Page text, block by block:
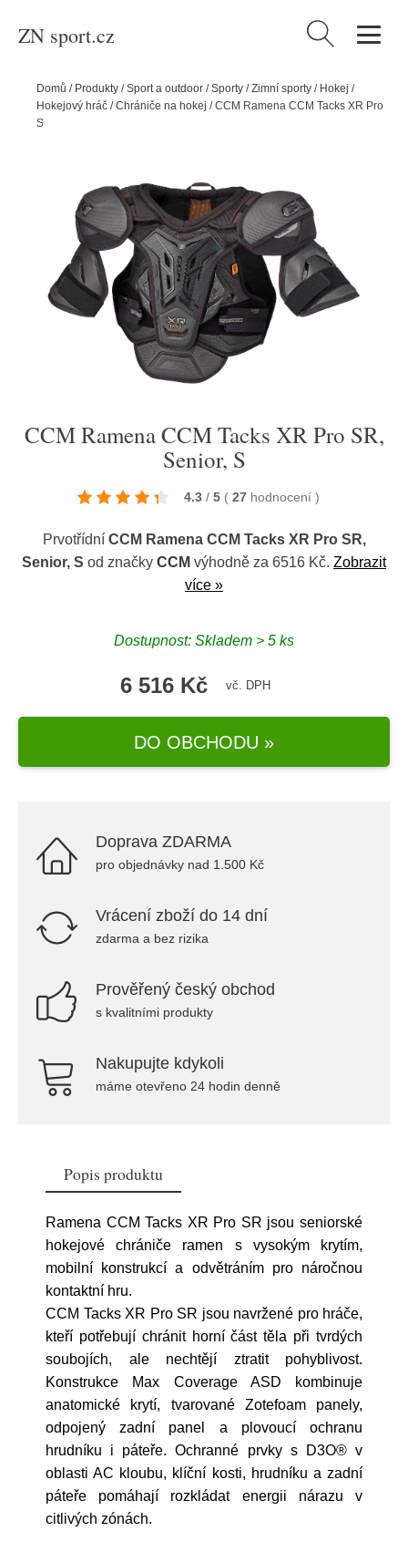
ZN sport.cz Vyhledávání
Domů / Produkty /Sport a outdoor /Sporty /Zimní sporty / Hokej /
Hokejový hráč /Chrániče na hokej /CCM Ramena CCM Tacks XR Pro
SR, Senior, S
CCM Ramena CCM Tacks XR Pro SR,
Senior, S
4.3 / 5 ( 27 hodnocení )
Prvotřídní CCM Ramena CCM Tacks XR Pro SR,
Senior, S od značky CCM výhodně za 6516 Kč. Zobrazit
více »
Dostupnost: Skladem > 5 ks
6 516 Kč vč. DPH
DO OBCHODU »
Doprava ZDARMA
pro objednávky nad 1.500 Kč
Vrácení zboží do 14 dní
zdarma a bez rizika
Prověřený český obchod
s kvalitními produkty
Nakupujte kdykoli
máme otevřeno 24 hodin denně
Popis produktu
Ramena CCM Tacks XR Pro SR jsou seniorské
hokejové chrániče ramen s vysokým krytím,
mobilní konstrukcí a odvětráním pro náročnou
kontaktní hru.
CCM Tacks XR Pro SR jsou navržené pro hráče,
kteří potřebují chránit horní část těla při tvrdých
soubojích, ale nechtějí ztratit pohyblivost.
Konstrukce Max Coverage ASD kombinuje
anatomické krytí, tvarované Zotefoam panely,
odpojený zadní panel a plovoucí ochranu
hrudníku i páteře. Ochranné prvky s D3O® v
oblasti AC kloubu, klíční kosti, hrudníku a zadní
páteře pomáhají rozkládat energii nárazu v
citlivých zónách.